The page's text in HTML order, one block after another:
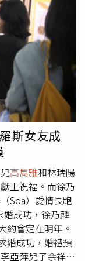
褐色飛行外套，
情侶也是先講幾
兩人先買了杯茶
倆口有說有笑，
久後，林禹手輕
散場，兩人走出
，高雋雅 只好放
禹為了保護女
（圖／本刊攝影
對方的手，兩人
手間，這時輪到
一樣馬上與男友
刊鏡頭，只見他
者詢問。林禹
》而爆出愛火。
林禹看來輕鬆不
頭嚇到，但仍親
，不用躲著
手也一路牽緊
斯女友成
高雋雅和林瑞陽
上祝福。而徐乃
Soa）愛情長跑
成功，徐乃麟
約會定在明年。
婚成功，婚禮預
亞萍兒子余祥銓